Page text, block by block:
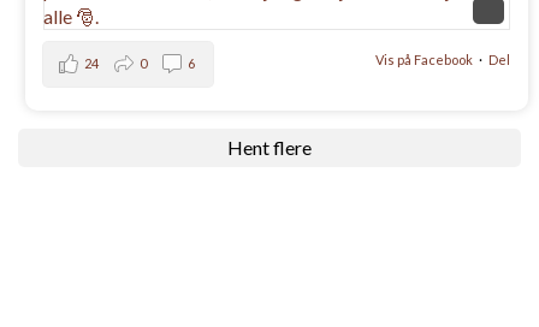
Vis på Facebook · Del
24 0 6
Hent flere